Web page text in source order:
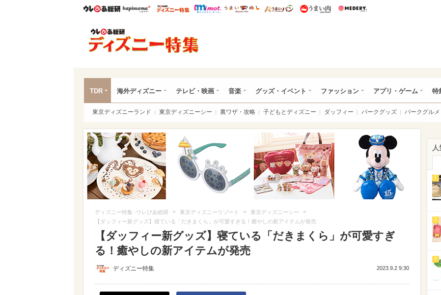
ウレぴあ総研ハピママ* ウレぴあ総研 ディズニー特集
mimot. うまいめし うまいパン うまい肉
TDR 海外ディズニー テレビ・映画 音楽 グッズ・イベント ファッション アプリ・ゲーム 特
東京ディズニーランド 東京ディズニーシー 裏ワザ・攻略 子どもとディズニー ダッフィー パークグッズ パークグルメ
ディズニー特集 -ウレぴあ総研 > 東京ディズニーリゾート > 東京ディズニーシー >
【ダッフィー新グッズ】寝ている「だきまくら」が可愛すぎる！癒やしの新アイテムが発売
【ダッフィー新グッズ】寝ている「だきまくら」が可愛すぎ
る！癒やしの新アイテムが発売
ディズニー特集 2023.9.2 9:30
1
2
3